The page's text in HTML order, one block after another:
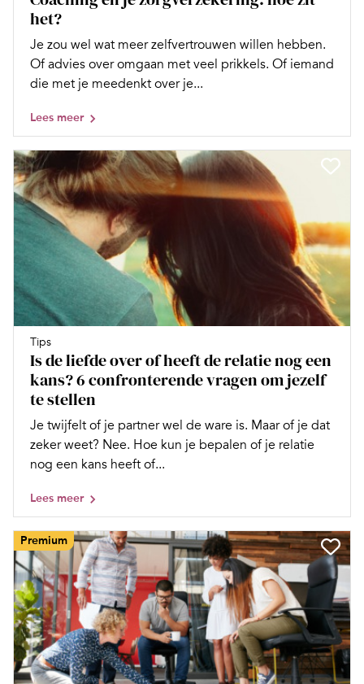
het?
Je zou wel wat meer zelfvertrouwen willen hebben.
Of advies over omgaan met veel prikkels. Of iemand
die met je meedenkt over je...
Lees meer
Tips
Is de liefde over of heeft de relatie nog een
kans? 6 confronterende vragen om jezelf
te stellen
Je twijfelt of je partner wel de ware is. Maar of je dat
zeker weet? Nee. Hoe kun je bepalen of je relatie
nog een kans heeft of...
Lees meer
Premium